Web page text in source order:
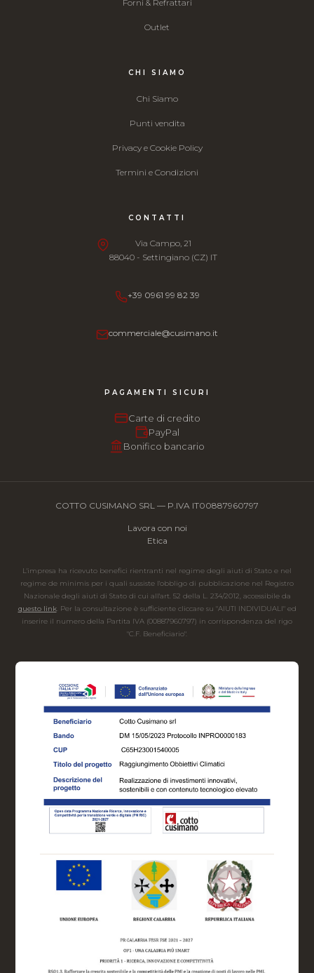
Forni & Refrattari
Outlet
CHI SIAMO
Chi Siamo
Punti vendita
Privacy e Cookie Policy
Termini e Condizioni
CONTATTI
Via Campo, 21
88040 - Settingiano (CZ) IT
+39 0961 99 82 39
commerciale@cusimano.it
PAGAMENTI SICURI
Carte di credito
PayPal
Bonifico bancario
COTTO CUSIMANO SRL — P.IVA IT00887960797
Lavora con noi
Etica
L'impresa ha ricevuto benefici rientranti nel regime degli aiuti di Stato e nel
regime de minimis per i quali sussiste l'obbligo di pubblicazione nel Registro
Nazionale degli aiuti di Stato di cui all'art. 52 della L. 234/2012, accessibile da
questo link. Per la consultazione è sufficiente cliccare su "AIUTI INDIVIDUALI" ed
inserire il numero della Partita IVA (00887960797) in corrispondenza del rigo
"C.F. Beneficiario".